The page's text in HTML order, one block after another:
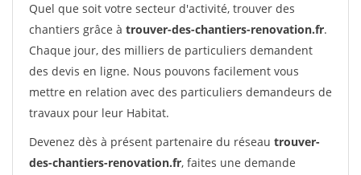
Quel que soit votre secteur d'activité, trouver des
chantiers grâce à trouver-des-chantiers-renovation.fr.
Chaque jour, des milliers de particuliers demandent
des devis en ligne. Nous pouvons facilement vous
mettre en relation avec des particuliers demandeurs de
travaux pour leur Habitat.
Devenez dès à présent partenaire du réseau trouver-
des-chantiers-renovation.fr, faites une demande